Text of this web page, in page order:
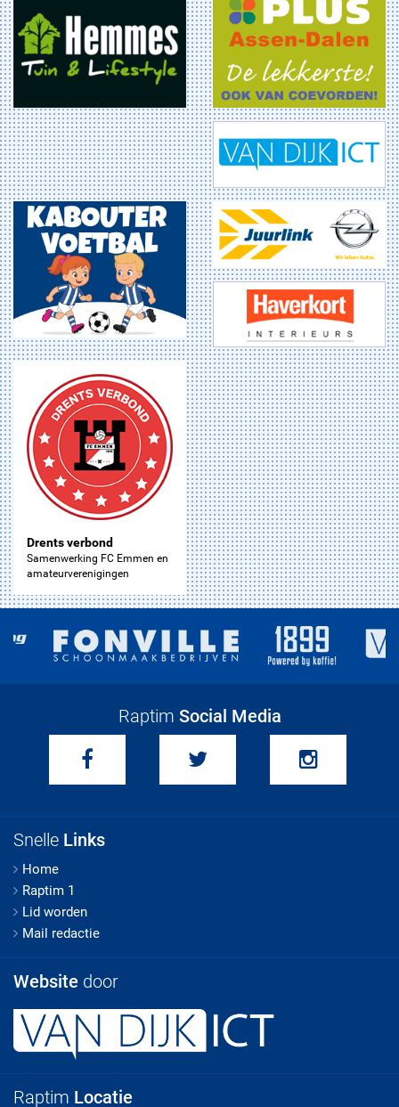
Drents verbond
Samenwerking FC Emmen en
amateurverenigingen
Raptim Social Media
Snelle Links
Home
Raptim 1
Lid worden
Mail redactie
Website door
Raptim Locatie